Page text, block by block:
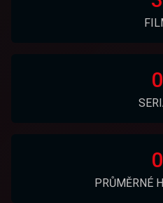
0
0
PRŮMĚRNÉ